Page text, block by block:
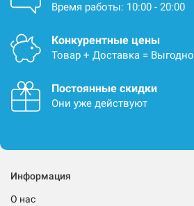
Время работы: 10:00 - 20:00
Конкурентные цены
Товар + Доставка = Выгодно
Постоянные скидки
Они уже действуют
Информация
О нас